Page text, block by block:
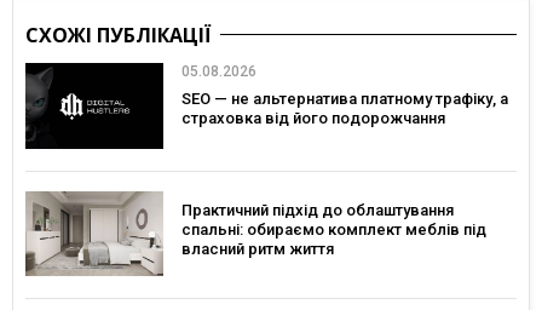
СХОЖІ ПУБЛІКАЦІЇ
05.08.2026
SEO — не альтернатива платному трафіку, а
страховка від його подорожчання
Практичний підхід до облаштування
спальні: обираємо комплект меблів під
власний ритм життя